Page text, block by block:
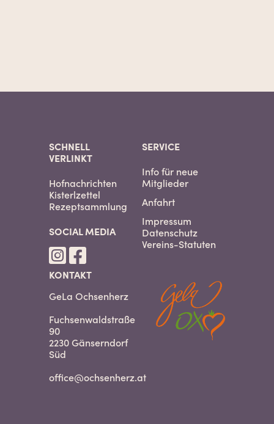
SCHNELL
VERLINKT
Hofnachrichten
Kisterlzettel
Rezeptsammlung
SOCIAL MEDIA
SERVICE
Info für neue
Mitglieder
Anfahrt
Impressum
Datenschutz
Vereins-Statuten
KONTAKT
GeLa Ochsenherz
Fuchsenwaldstraße
90
2230 Gänserndorf
Süd
office@ochsenherz.at